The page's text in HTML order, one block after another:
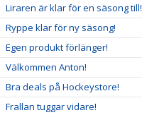
Liraren är klar för en säsong till!
Ryppe klar för ny säsong!
Egen produkt förlänger!
Välkommen Anton!
Bra deals på Hockeystore!
Frallan tuggar vidare!